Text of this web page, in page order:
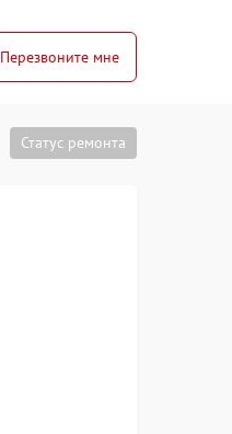
Перезвоните мне
Статус ремонта